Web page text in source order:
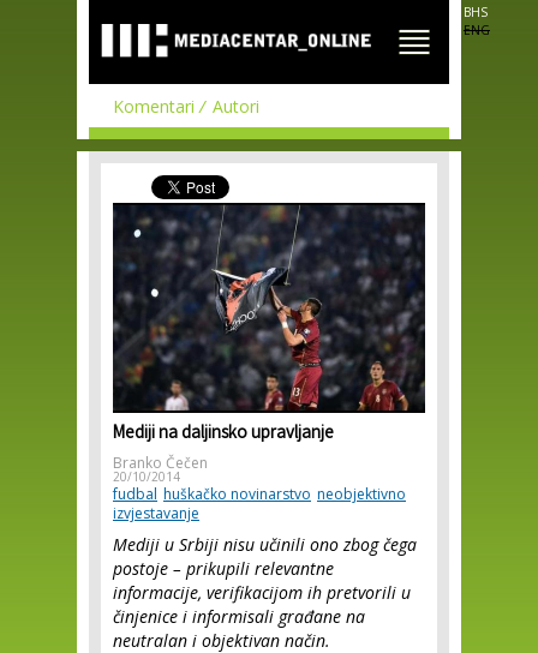
main
content
BHS
ENG
Komentari Autori
Mediji na daljinsko upravljanje
Branko Čečen
20/10/2014
fudbal huškačko novinarstvo neobjektivno
izvjestavanje
Mediji u Srbiji nisu učinili ono zbog čega
postoje – prikupili relevantne
informacije, verifikacijom ih pretvorili u
činjenice i informisali građane na
neutralan i objektivan način.